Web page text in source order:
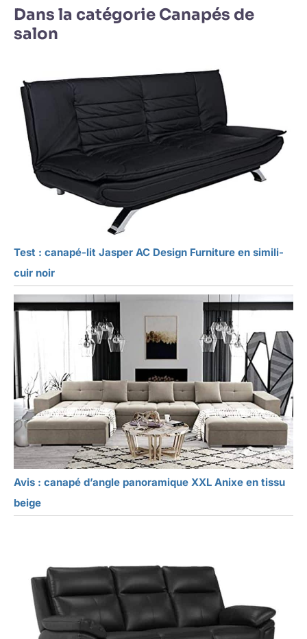
Dans la catégorie Canapés de
salon
Test : canapé-lit Jasper AC Design Furniture en simili-
cuir noir
Avis : canapé d’angle panoramique XXL Anixe en tissu
beige